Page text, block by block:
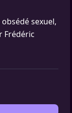
sexuel,
Frédéric